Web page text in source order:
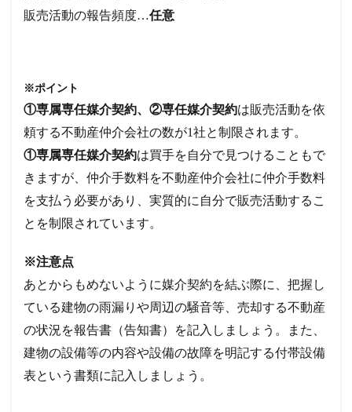
販売活動の報告頻度…任意
※ポイント
①専属専任媒介契約、②専任媒介契約は販売活動を依
頼する不動産仲介会社の数が1社と制限されます。
①専属専任媒介契約は買手を自分で見つけることもで
きますが、仲介手数料を不動産仲介会社に仲介手数料
を支払う必要があり、実質的に自分で販売活動するこ
とを制限されています。
※注意点
あとからもめないように媒介契約を結ぶ際に、把握し
ている建物の雨漏りや周辺の騒音等、売却する不動産
の状況を報告書（告知書）を記入しましょう。また、
建物の設備等の内容や設備の故障を明記する付帯設備
表という書類に記入しましょう。